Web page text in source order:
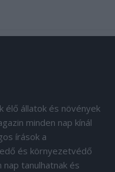
élő állatok és növények
minden nap kínál
írások a
és környezetvédő
nap tanulhatnak és